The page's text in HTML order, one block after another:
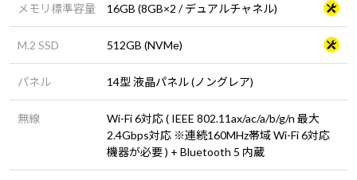
メモリ標準容量 16GB (8GB×2 / デュアルチャネル)
M.2 SSD 512GB (NVMe)
パネル 14型 液晶パネル (ノングレア)
無線
Wi-Fi 6対応 ( IEEE 802.11ax/ac/a/b/g/n 最大
2.4Gbps対応 ※連続160MHz帯域 Wi-Fi 6対応
機器が必要 ) + Bluetooth 5 内蔵